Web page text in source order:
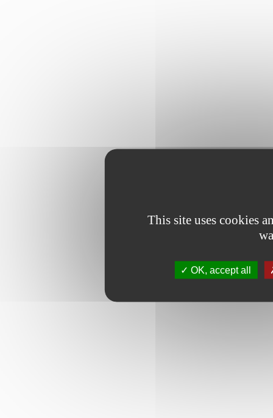
This site uses cookies
OK, accept all